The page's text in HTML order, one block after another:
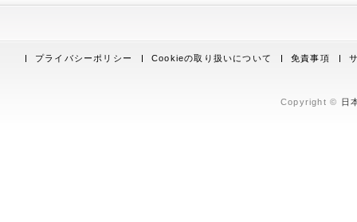
プライバシーポリシー Cookieの取り扱いについて 免責事項
Copyright © 日